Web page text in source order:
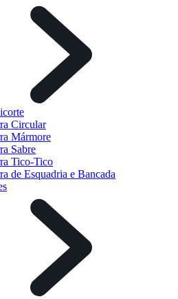
Circular
Mármore
Sabre
Tico-Tico
de Esquadria e Bancada